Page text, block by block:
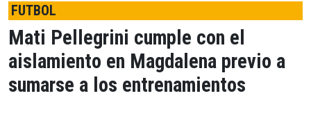
FUTBOL
Mati Pellegrini cumple con el
aislamiento en Magdalena previo a
sumarse a los entrenamientos